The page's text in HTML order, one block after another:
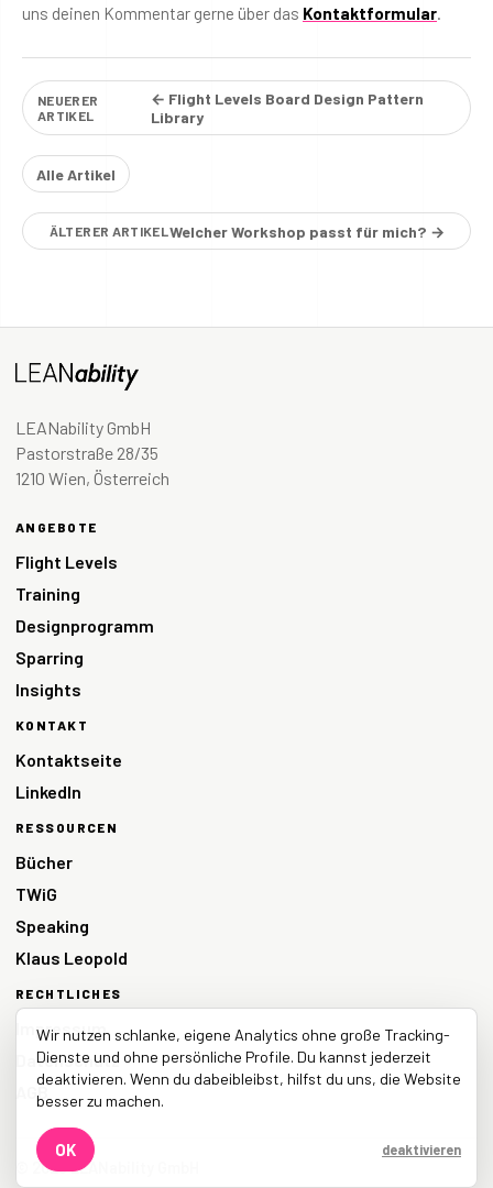
uns deinen Kommentar gerne über das Kontaktformular.
NEUERER
ARTIKEL
← Flight Levels Board Design Pattern
Library
Alle Artikel
ÄLTERER ARTIKELWelcher Workshop passt für mich? →
LEANability GmbH
Pastorstraße 28/35
1210 Wien, Österreich
ANGEBOTE
Flight Levels
Training
Designprogramm
Sparring
Insights
KONTAKT
Kontaktseite
LinkedIn
RESSOURCEN
Bücher
TWiG
Speaking
Klaus Leopold
RECHTLICHES
Impressum
Datenschutz
AGB
© 2026 LEANability GmbH
Wir nutzen schlanke, eigene Analytics ohne große Tracking-
Dienste und ohne persönliche Profile. Du kannst jederzeit
deaktivieren. Wenn du dabeibleibst, hilfst du uns, die Website
besser zu machen.
OK deaktivieren